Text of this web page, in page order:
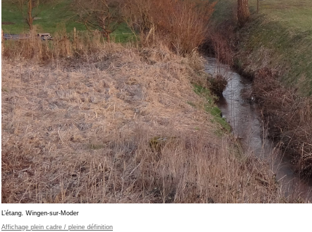
L’étang. Wingen-sur-Moder
Affichage plein cadre / pleine définition